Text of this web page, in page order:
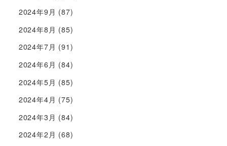
2024年9月 (87)
2024年8月 (85)
2024年7月 (91)
2024年6月 (84)
2024年5月 (85)
2024年4月 (75)
2024年3月 (84)
2024年2月 (68)